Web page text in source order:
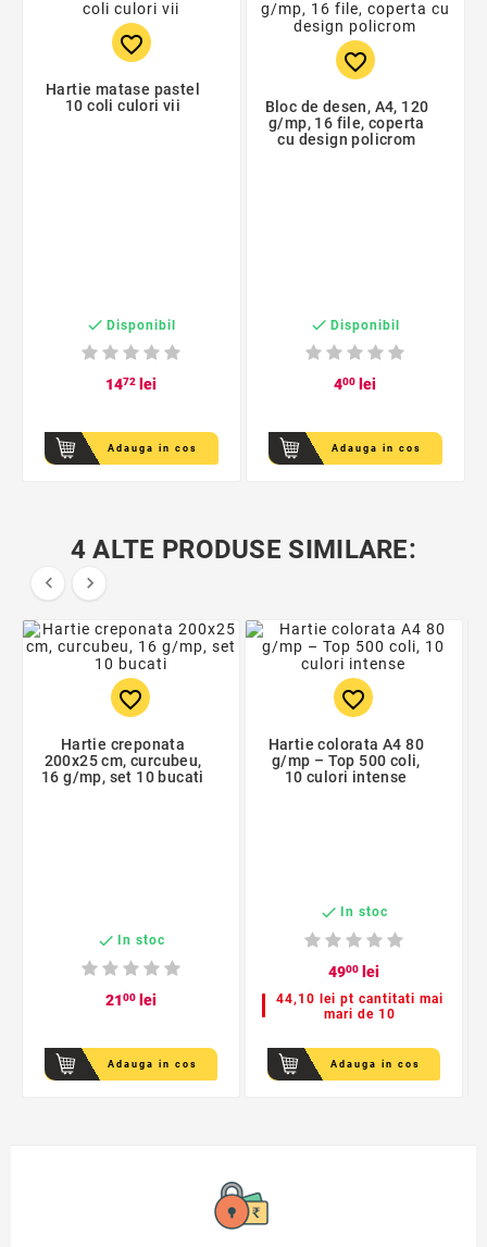
favorite_border
Hartie matase pastel
10 coli culori vii
 Disponibil
1472 lei
Adauga in cos
favorite_border
Bloc de desen, A4, 120
g/mp, 16 file, coperta
cu design policrom
 Disponibil
400 lei
Adauga in cos
4 ALTE PRODUSE SIMILARE:
 
favorite_border
Hartie creponata
200x25 cm, curcubeu,
16 g/mp, set 10 bucati
 In stoc
2100lei
Adauga in cos
favorite_border
Hartie colorata A4 80
g/mp – Top 500 coli,
10 culori intense
 In stoc
4900lei
44,10 lei pt cantitati mai
mari de 10
Adauga in cos